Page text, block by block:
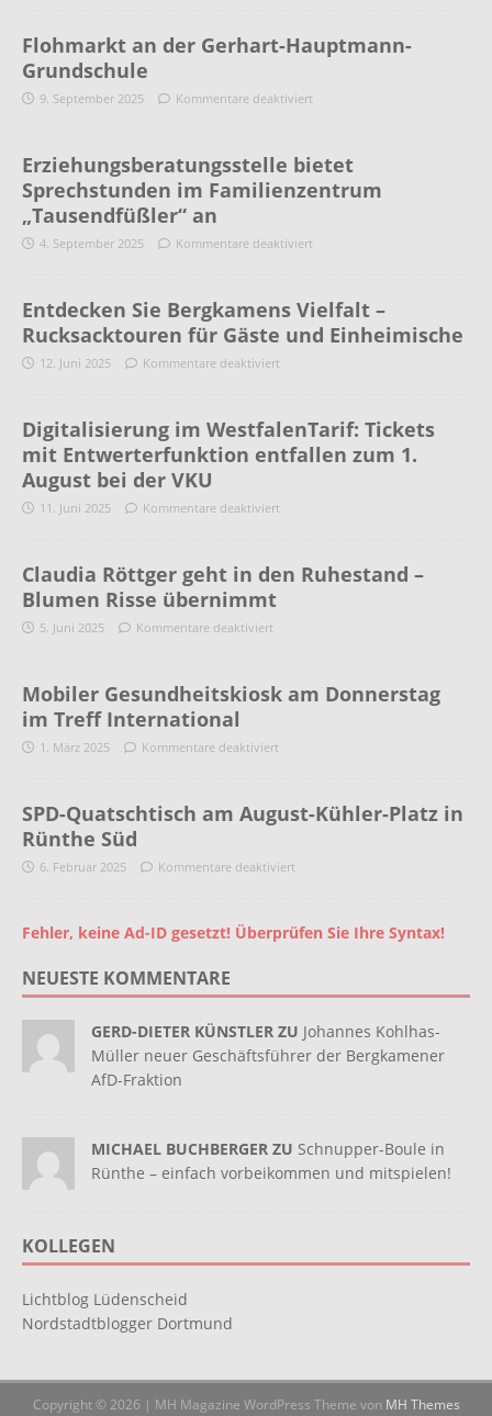
Flohmarkt an der Gerhart-Hauptmann-
Grundschule
9. September 2025 Kommentare deaktiviert
Erziehungsberatungsstelle bietet
Sprechstunden im Familienzentrum
„Tausendfüßler“ an
4. September 2025 Kommentare deaktiviert
Entdecken Sie Bergkamens Vielfalt –
Rucksacktouren für Gäste und Einheimische
12. Juni 2025 Kommentare deaktiviert
Digitalisierung im WestfalenTarif: Tickets
mit Entwerterfunktion entfallen zum 1.
August bei der VKU
11. Juni 2025 Kommentare deaktiviert
Claudia Röttger geht in den Ruhestand –
Blumen Risse übernimmt
5. Juni 2025 Kommentare deaktiviert
Mobiler Gesundheitskiosk am Donnerstag
im Treff International
1. März 2025 Kommentare deaktiviert
SPD-Quatschtisch am August-Kühler-Platz in
Rünthe Süd
6. Februar 2025 Kommentare deaktiviert
Fehler, keine Ad-ID gesetzt! Überprüfen Sie Ihre Syntax!
NEUESTE KOMMENTARE
GERD-DIETER KÜNSTLER ZU Johannes Kohlhas-
Müller neuer Geschäftsführer der Bergkamener
AfD-Fraktion
MICHAEL BUCHBERGER ZU Schnupper-Boule in
Rünthe – einfach vorbeikommen und mitspielen!
KOLLEGEN
Lichtblog Lüdenscheid
Nordstadtblogger Dortmund
Copyright © 2026 | MH Magazine WordPress Theme von MH Themes